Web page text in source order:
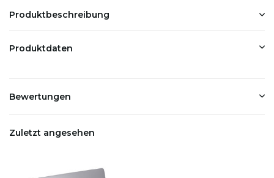
Produktbeschreibung
Produktdaten
Bewertungen
Zuletzt angesehen